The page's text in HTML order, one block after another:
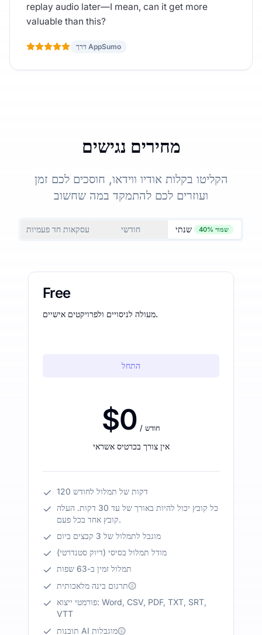
replay audio later—I mean, can it get more
valuable than this?
דרך AppSumo
מחירים נגישים
הקליטו בקלות אודיו ווידאו, חוסכים לכם זמן
ועוזרים לכם להתמקד במה שחשוב
עסקאות חד פעמיות חודשי שנתי שמור 40%
Free
מעולה לניסויים ולפרויקטים אישיים.
התחל
$0 / חודש
אין צורך בכרטיס אשראי
120 דקות של תמלול לחודש
כל קובץ יכול להיות באורך של עד 30 דקות. העלה
קובץ אחד בכל פעם.
מוגבל לתמלול של 3 קבצים ביום
מודל תמלול בסיסי (דיוק סטנדרטי)
תמלול זמין ב-63 שפות
תרגום בינה מלאכותית
פורמטי ייצוא: Word, CSV, PDF, TXT, SRT,
VTT
תובנות AI מוגבלות